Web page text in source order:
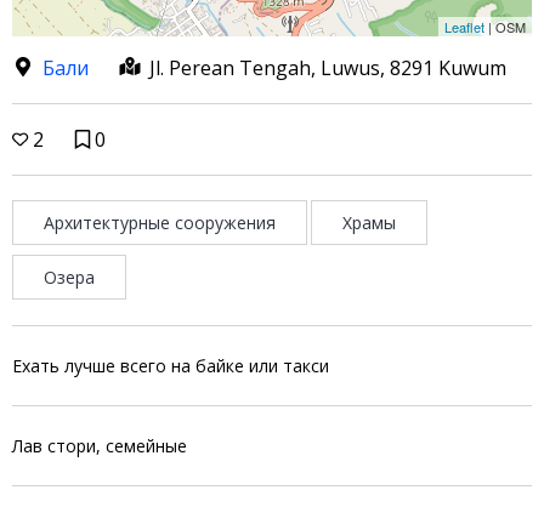
Leaflet | OSM
Бали Jl. Perean Tengah, Luwus, 8291 Kuwum
2 0
Архитектурные сооружения Храмы
Озера
Ехать лучше всего на байке или такси
Лав стори, семейные